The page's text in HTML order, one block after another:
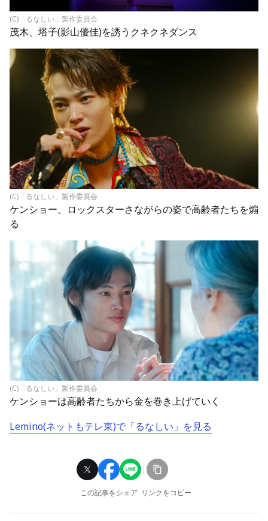
(C)「るなしい」製作委員会
茂木、塔子(影山優佳)を誘うクネクネダンス
(C)「るなしい」製作委員会
ケンショー、ロックスターさながらの姿で高齢者たちを煽
る
(C)「るなしい」製作委員会
ケンショーは高齢者たちから金を巻き上げていく
Lemino(ネットもテレ東)で「るなしい」を見る
この記事をシェア リンクをコピー